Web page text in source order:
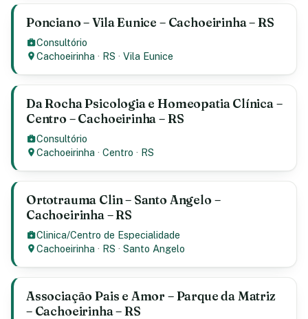
Ponciano – Vila Eunice – Cachoeirinha – RS
Consultório
Cachoeirinha · RS ·Vila Eunice
Da Rocha Psicologia e Homeopatia Clínica –
Centro – Cachoeirinha – RS
Consultório
Cachoeirinha ·Centro · RS
Ortotrauma Clin – Santo Angelo –
Cachoeirinha – RS
Clinica/Centro de Especialidade
Cachoeirinha · RS ·Santo Angelo
Associação Pais e Amor – Parque da Matriz
– Cachoeirinha – RS